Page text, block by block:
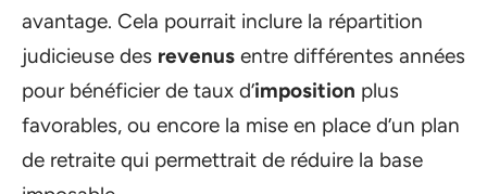
avantage. Cela pourrait inclure la répartition
judicieuse des revenus entre différentes années
pour bénéficier de taux d’imposition plus
favorables, ou encore la mise en place d’un plan
de retraite qui permettrait de réduire la base